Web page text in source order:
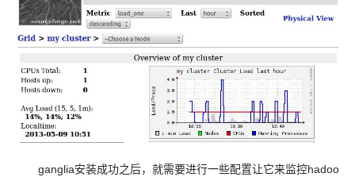
ganglia安装成功之后，就需要进行一些配置让它来监控hadoo